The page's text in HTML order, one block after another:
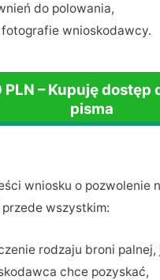
do polowania,
wnioskodawcy.
PLN – Kupuję dostęp
pisma
wniosku o pozwolenie
wszystkim:
rodzaju broni palnej,
chce pozyskać,